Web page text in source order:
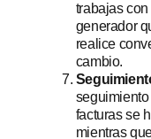
trabajas
generador
realice
cambio.
facturas se
mientras